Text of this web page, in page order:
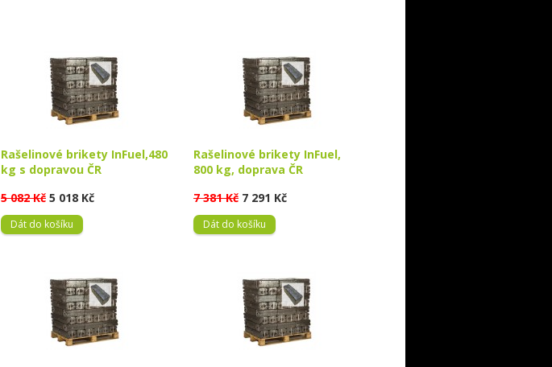
Rašelinové brikety InFuel,480
kg s dopravou ČR
5 082 Kč 5 018 Kč
Dát do košíku
Rašelinové brikety InFuel,
800 kg, doprava ČR
7 381 Kč 7 291 Kč
Dát do košíku